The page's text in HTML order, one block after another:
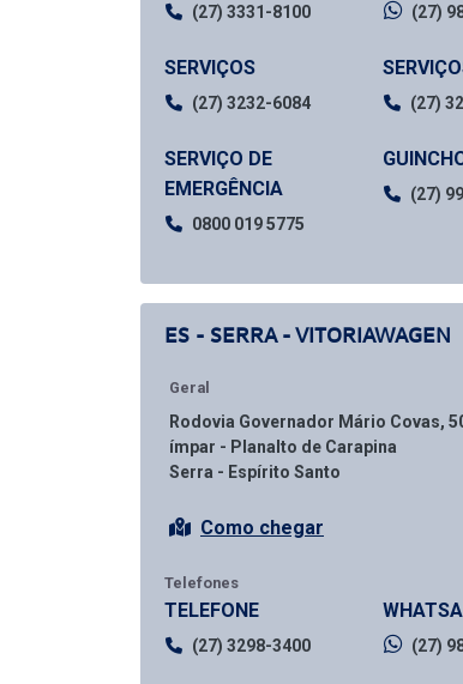
(27) 3331-8100 (27)
SERVIÇOS
(27) 3232-6084 (27)
SERVIÇO DE
EMERGÊNCIA
0800 019 5775
(27)
ES - SERRA - VITORIAWAGEN
Geral
Rodovia Governador Mário Covas,
ímpar - Planalto de Carapina
Serra - Espírito Santo
Como chegar
Telefones
TELEFONE
(27) 3298-3400 (27)